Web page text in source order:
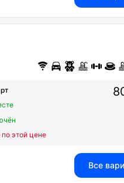
этой цене
Все